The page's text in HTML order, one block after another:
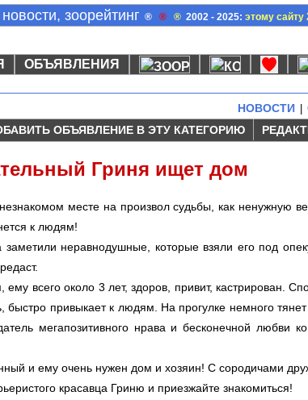
зоорейтинг ® ® ® 2002 - 2025:этому сайту
ОБЪЯВЛЕНИЯ
НОВОСТИ
ОБЪЯВЛЕНИЕ В ЭТУ КАТЕГОРИЮ
Гриня ищет дом
месте на произвол судьбы, как ненужную
к людям!
неравнодушные, которые взяли его под
всего около 3 лет, здоров, привит, кастрирован.
привыкает к людям. На прогулке немного тянет
мегапозитивного нрава и бесконечной любви
и ему очень нужен дом и хозяин! С сородичами
красавца Гриню и приезжайте знакомиться!